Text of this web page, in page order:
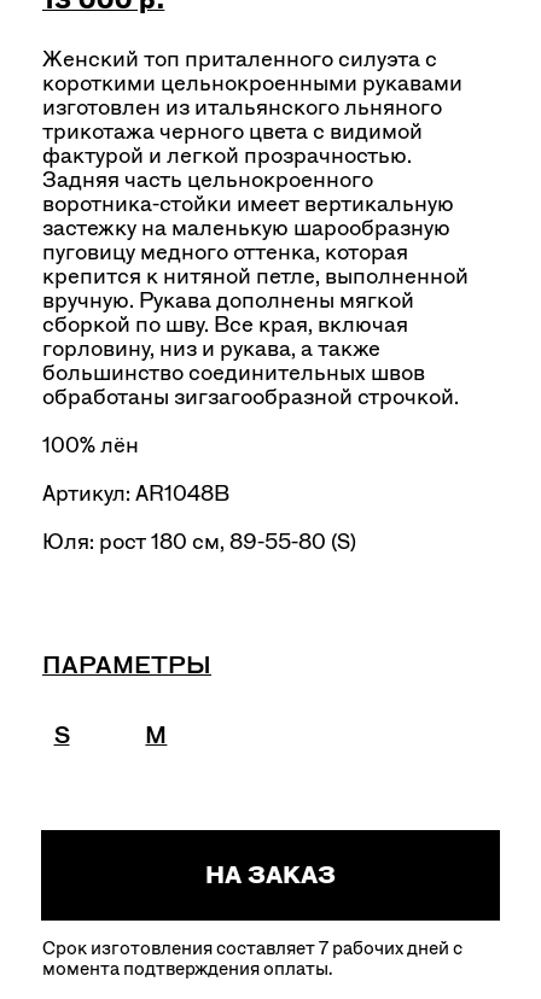
Артикул: AR1048B
Юля: рост 180 см, 89-55-80 (S)
НА ЗАКАЗ
S M
ПАРАМЕТРЫ
Срок изготовления составляет 7 рабочих дней с
момента подтверждения оплаты.